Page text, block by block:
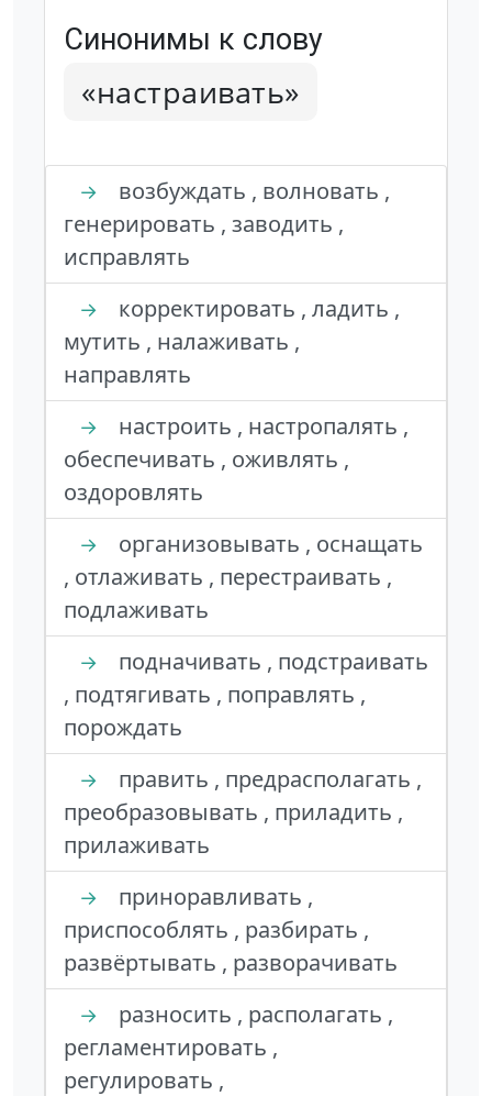
Синонимы к слову
«настраивать»
→
возбуждать , волновать ,
генерировать , заводить ,
исправлять
→
корректировать , ладить ,
мутить , налаживать ,
направлять
→
настроить , настропалять ,
обеспечивать , оживлять ,
оздоровлять
→
организовывать , оснащать
, отлаживать , перестраивать ,
подлаживать
→
подначивать , подстраивать
, подтягивать , поправлять ,
порождать
→
править , предрасполагать ,
преобразовывать , приладить ,
прилаживать
→
приноравливать ,
приспособлять , разбирать ,
развёртывать , разворачивать
→
разносить , располагать ,
регламентировать ,
регулировать ,